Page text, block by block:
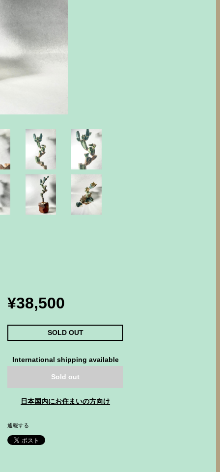
¥38,500
SOLD OUT
International shipping available
Sold out
日本国内にお住まいの方向け
通報する